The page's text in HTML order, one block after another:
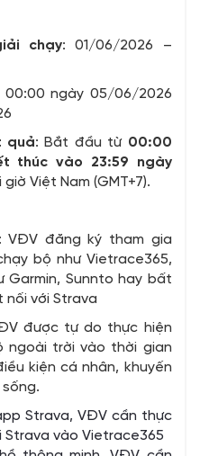
chạy: 01/06/2026 –
00:00 ngày 05/06/2026
quả: Bắt đầu từ 00:00
thúc vào 23:59 ngày
Việt Nam (GMT+7).
VĐV đăng ký tham gia
bộ như Vietrace365,
Garmin, Sunnto hay bất
nối với Strava
được tự do thực hiện
ngoài trời vào thời gian
kiện cá nhân, khuyến
sống.
Strava, VĐV cần thực
vào Vietrace365